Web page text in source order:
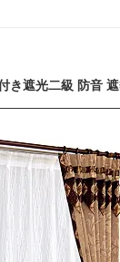
き遮光二級 防音